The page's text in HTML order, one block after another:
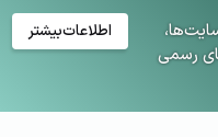
رسمی
اطلاعات‌بیشتر